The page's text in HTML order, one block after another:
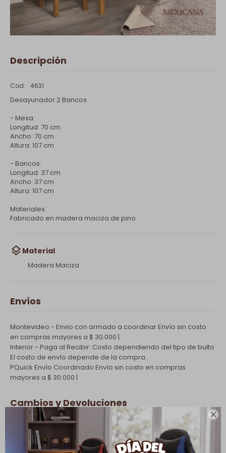

Descripción
4631
Desayunador 2 Bancos
- Mesa:
Longitud: 70 cm
Ancho: 70 cm
Altura: 107 cm
- Bancos:
Longitud: 37 cm
Ancho: 37 cm
Altura: 107 cm
Materiales:
Fabricado en madera maciza de pino
Material
Madera Maciza
Envíos
Montevideo - Envio con armado a coordinarEnvío sin costo
en compras mayores a $ 30.000 |
Interior - Paga al Recibir: Costo dependiendo del tipo de bulto
El costo de envío depende de la compra.
PQuick Envío Coordinado Envío sin costo en compras
mayores a $ 30.000 |
Cambios y Devoluciones
Todas las compras realizadas tienen un plazo de 5 días para
su cambio.